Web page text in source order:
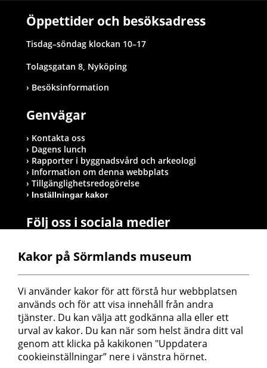
Öppettider och besöksadress
Tisdag–söndag klockan 10–17
Tolagsgatan 8, Nyköping
Besöksinformation
Genvägar
Kontakta oss
Dagens lunch
Rapporter i byggnadsvård och arkeologi
Information om denna webbplats
Tillgänglighetsredogörelse
Inställningar kakor
Följ oss i sociala medier
Postadress
Sörmlands museum
Box 314
611 26 Nyköping
Kakor på Sörmlands museum
Vi använder kakor för att förstå hur webbplatsen
används och för att visa innehåll från andra
tjänster. Du kan välja att godkänna alla eller ett
urval av kakor. Du kan när som helst ändra ditt val
genom att klicka på kakikonen "Uppdatera
cookieinställningar” nere i vänstra hörnet.